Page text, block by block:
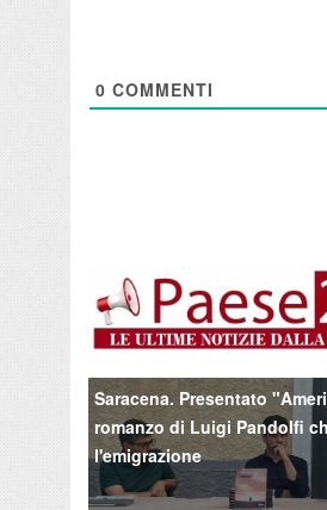
0 COMMENTI
Saracena. Presentato
romanzo di Luigi Pandolfi
l'emigrazione